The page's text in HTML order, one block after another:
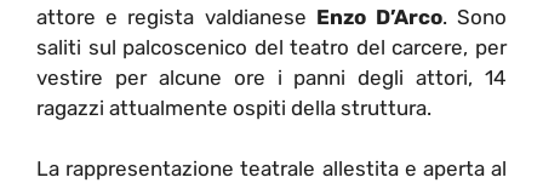
attore e regista valdianese Enzo D’Arco. Sono
saliti sul palcoscenico del teatro del carcere, per
vestire per alcune ore i panni degli attori, 14
ragazzi attualmente ospiti della struttura.
La rappresentazione teatrale allestita e aperta al